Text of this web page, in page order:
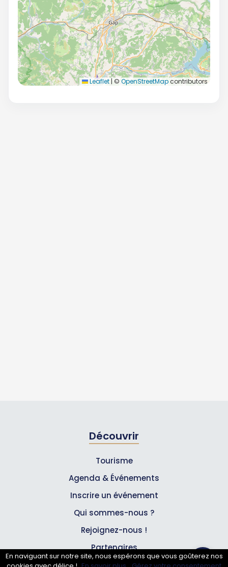
Leaflet | © OpenStreetMapcontributors
Découvrir
Tourisme
Agenda & Événements
Inscrire un événement
Qui sommes-nous ?
Rejoignez-nous !
Partenaires
En naviguant sur notre site, nous espérons que vous goûterez nos